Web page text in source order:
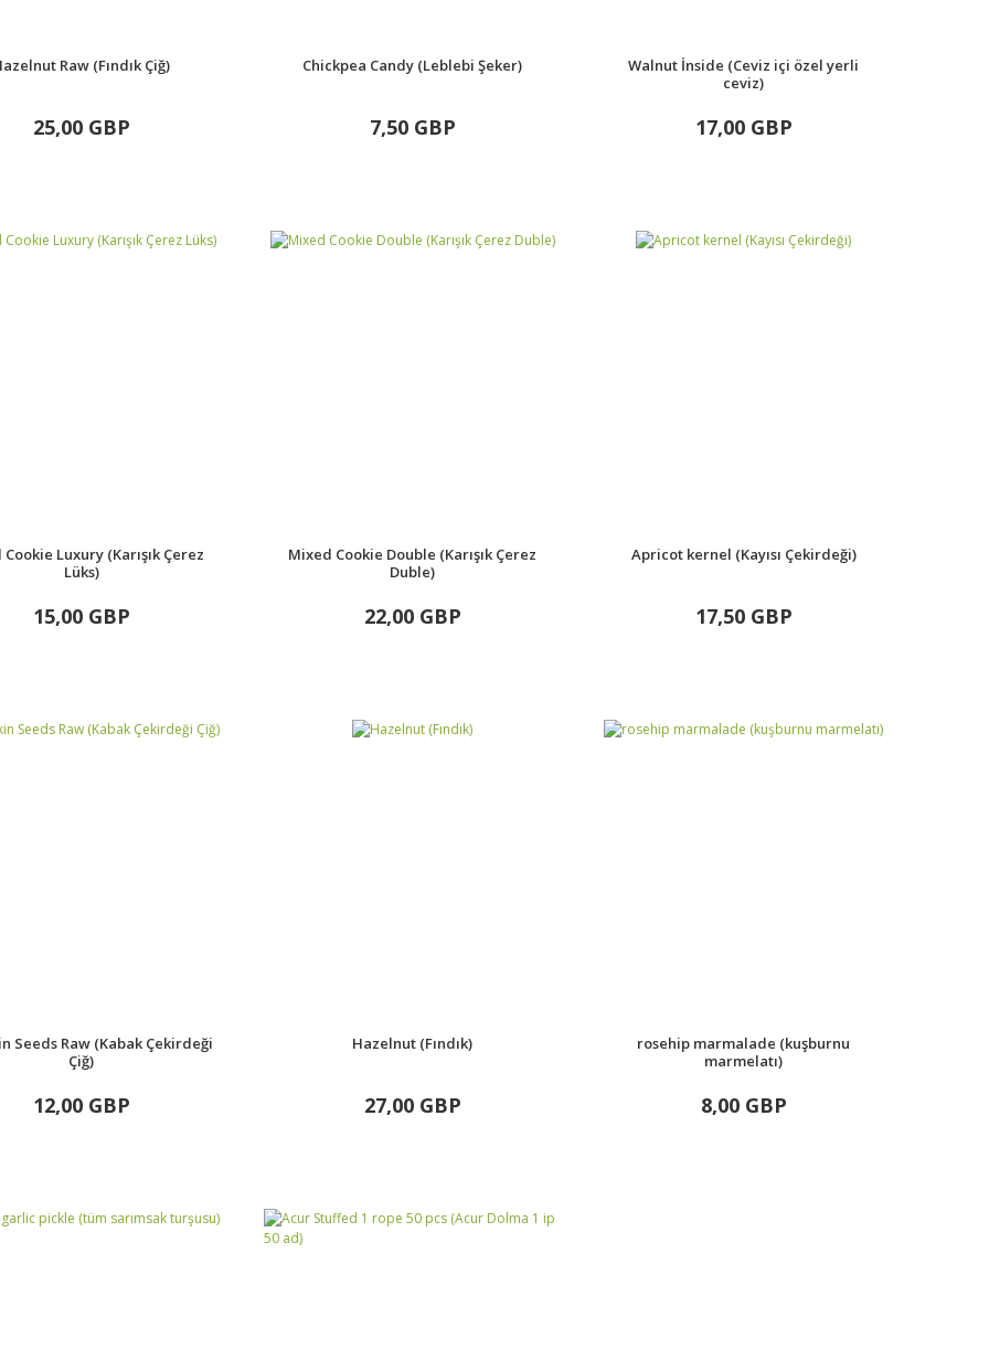
Raw (Fındık Çiğ)
25,00 GBP
Chickpea Candy (Leblebi Şeker)
7,50 GBP
Walnut İnside (Ceviz içi özel yerli
ceviz)
17,00 GBP
Luxury (Karışık Çerez
Lüks)
15,00 GBP
Mixed Cookie Double (Karışık Çerez
Duble)
22,00 GBP
Apricot kernel (Kayısı Çekirdeği)
17,50 GBP
Seeds Raw (Kabak Çekirdeği
Çiğ)
12,00 GBP
Hazelnut (Fındık)
27,00 GBP
rosehip marmalade (kuşburnu
marmelatı)
8,00 GBP